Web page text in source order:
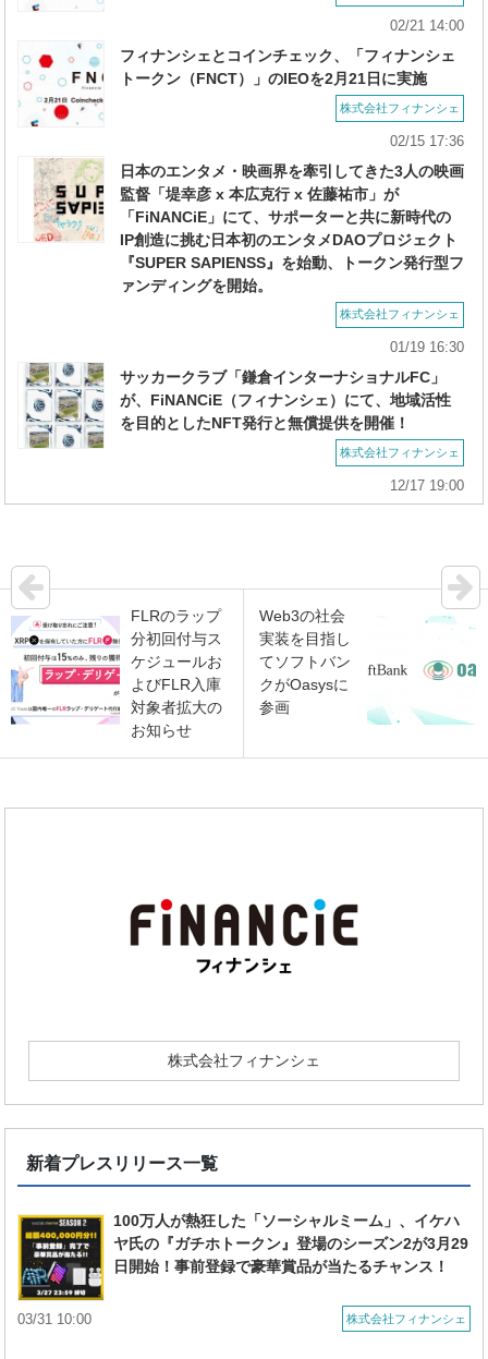
02/21 14:00
フィナンシェとコインチェック、「フィナンシェ
トークン（FNCT）」のIEOを2月21日に実施
株式会社フィナンシェ
02/15 17:36
日本のエンタメ・映画界を牽引してきた3人の映画
監督「堤幸彦 x 本広克行 x 佐藤祐市」が
「FiNANCiE」にて、サポーターと共に新時代の
IP創造に挑む日本初のエンタメDAOプロジェクト
『SUPER SAPIENSS』を始動、トークン発行型フ
ァンディングを開始。
株式会社フィナンシェ
01/19 16:30
サッカークラブ「鎌倉インターナショナルFC」
が、FiNANCiE（フィナンシェ）にて、地域活性
を目的としたNFT発行と無償提供を開催！
株式会社フィナンシェ
12/17 19:00
FLRのラップ
分初回付与ス
ケジュールお
よびFLR入庫
対象者拡大の
お知らせ
Web3の社会
実装を目指し
てソフトバン
クがOasysに
参画
株式会社フィナンシェ
新着プレスリリース一覧
100万人が熱狂した「ソーシャルミーム」、イケハ
ヤ氏の『ガチホトークン』登場のシーズン2が3月29
日開始！事前登録で豪華賞品が当たるチャンス！
株式会社フィナンシェ
03/31 10:00